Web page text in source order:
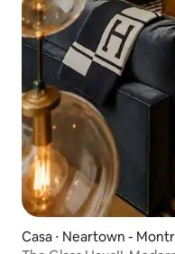
Casa ⋅ Neartown -